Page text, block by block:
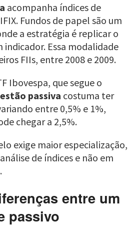
acompanha índices de
Fundos de papel são um
a estratégia é replicar o
indicador. Essa modalidade
FIIs, entre 2008 e 2009.
Ibovespa, que segue o
passiva costuma ter
entre 0,5% e 1%,
chegar a 2,5%.
exige maior especialização,
de índices e não em
entre um
passivo